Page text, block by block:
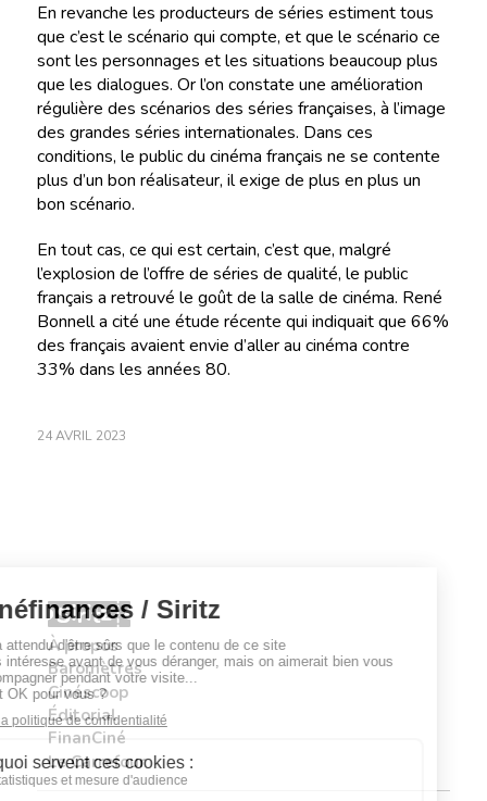
En revanche les producteurs de séries estiment tous
que c’est le scénario qui compte, et que le scénario ce
sont les personnages et les situations beaucoup plus
que les dialogues. Or l’on constate une amélioration
régulière des scénarios des séries françaises, à l’image
des grandes séries internationales. Dans ces
conditions, le public du cinéma français ne se contente
plus d’un bon réalisateur, il exige de plus en plus un
bon scénario.
En tout cas, ce qui est certain, c’est que, malgré
l’explosion de l’offre de séries de qualité, le public
français a retrouvé le goût de la salle de cinéma. René
Bonnell a cité une étude récente qui indiquait que 66%
des français avaient envie d’aller au cinéma contre
33% dans les années 80.
24 AVRIL 2023
À propos
Baromètres
Cinéscoop
Éditorial
FinanCiné
Le Carrefour